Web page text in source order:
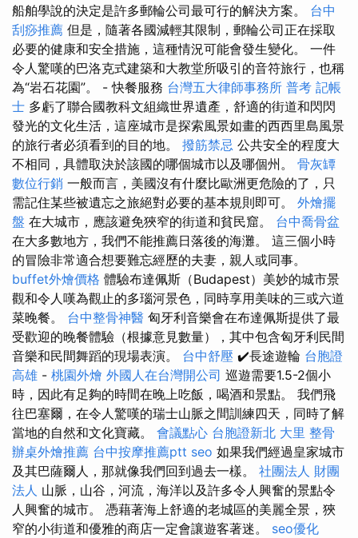
船舶學說的決定是許多郵輪公司最可行的解決方案。 台中
刮痧推薦 但是，隨著各國減輕其限制，郵輪公司正在採取
必要的健康和安全措施，這種情況可能會發生變化。 一件
令人驚嘆的巴洛克式建築和大教堂所吸引的音符旅行，也稱
為“岩石花園”。 - 快餐服務 台灣五大律師事務所 普考 記帳
士 多虧了聯合國教科文組織世界遺產，舒適的街道和閃閃
發光的文化生活，這座城市是探索風景如畫的西西里島風景
的旅行者必須看到的目的地。 撥筋禁忌 公共安全的程度大
不相同，具體取決於該國的哪個城市以及哪個州。 骨灰罈
數位行銷 一般而言，美國沒有什麼比歐洲更危險的了，只
需記住某些被遺忘之旅絕對必要的基本規則即可。 外燴擺
盤 在大城市，應該避免狹窄的街道和貧民窟。 台中喬骨盆
在大多數地方，我們不能推薦日落後的海灘。 這三個小時
的冒險非常適合想要難忘經歷的夫妻，親人或同事。
buffet外燴價格 體驗布達佩斯（Budapest）美妙的城市景
觀和令人嘆為觀止的多瑙河景色，同時享用美味的三或六道
菜晚餐。 台中整骨神醫 匈牙利音樂會在布達佩斯提供了最
受歡迎的晚餐體驗（根據意見數量），其中包含匈牙利民間
音樂和民間舞蹈的現場表演。 台中舒壓 ✔️長途遊輪 台胞證
高雄 - 桃園外燴 外國人在台灣開公司 巡遊需要1.5-2個小
時，因此有足夠的時間在晚上吃飯，喝酒和景點。 我們飛
往巴塞爾，在令人驚嘆的瑞士山脈之間訓練四天，同時了解
當地的自然和文化寶藏。 會議點心 台胞證新北 大里 整骨
辦桌外燴推薦 台中按摩推薦ptt seo 如果我們經過皇家城市
及其巴薩爾人，那就像我們回到過去一樣。 社團法人 財團
法人 山脈，山谷，河流，海洋以及許多令人興奮的景點令
人興奮的城市。 憑藉著海上舒適的老城區的美麗全景，狹
窄的小街道和優雅的商店一定會讓遊客著迷。 seo優化